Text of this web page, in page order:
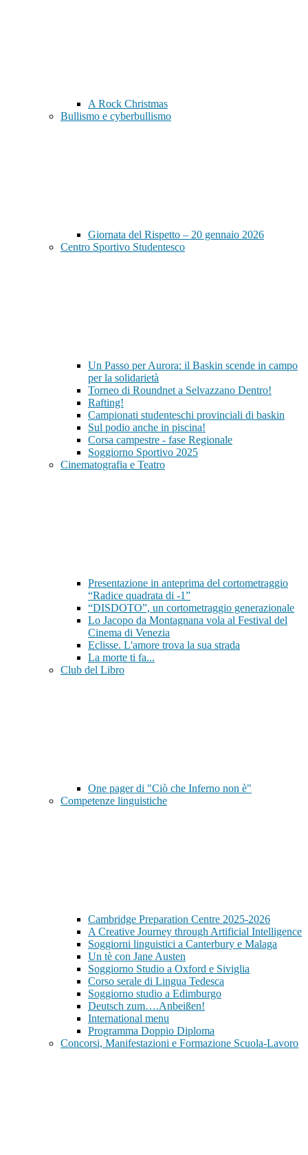
A Rock Christmas
Bullismo e cyberbullismo
Giornata del Rispetto – 20 gennaio 2026
Centro Sportivo Studentesco
Un Passo per Aurora: il Baskin scende in campo
per la solidarietà
Torneo di Roundnet a Selvazzano Dentro!
Rafting!
Campionati studenteschi provinciali di baskin
Sul podio anche in piscina!
Corsa campestre - fase Regionale
Soggiorno Sportivo 2025
Cinematografia e Teatro
Presentazione in anteprima del cortometraggio
“Radice quadrata di -1”
“DISDOTO”, un cortometraggio generazionale
Lo Jacopo da Montagnana vola al Festival del
Cinema di Venezia
Eclisse. L'amore trova la sua strada
La morte ti fa...
Club del Libro
One pager di "Ciò che Inferno non è"
Competenze linguistiche
Cambridge Preparation Centre 2025-2026
A Creative Journey through Artificial Intelligence
Soggiorni linguistici a Canterbury e Malaga
Un tè con Jane Austen
Soggiorno Studio a Oxford e Siviglia
Corso serale di Lingua Tedesca
Soggiorno studio a Edimburgo
Deutsch zum….Anbeißen!
International menu
Programma Doppio Diploma
Concorsi, Manifestazioni e Formazione Scuola-Lavoro